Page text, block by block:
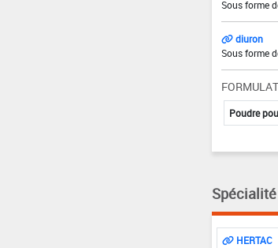
Sous forme
diuron
Sous forme
Poudre
HERTAC